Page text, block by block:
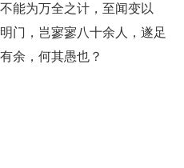
能为万全之计，至闻变以
门，岂寥寥八十余人，遂足
余，何其愚也？